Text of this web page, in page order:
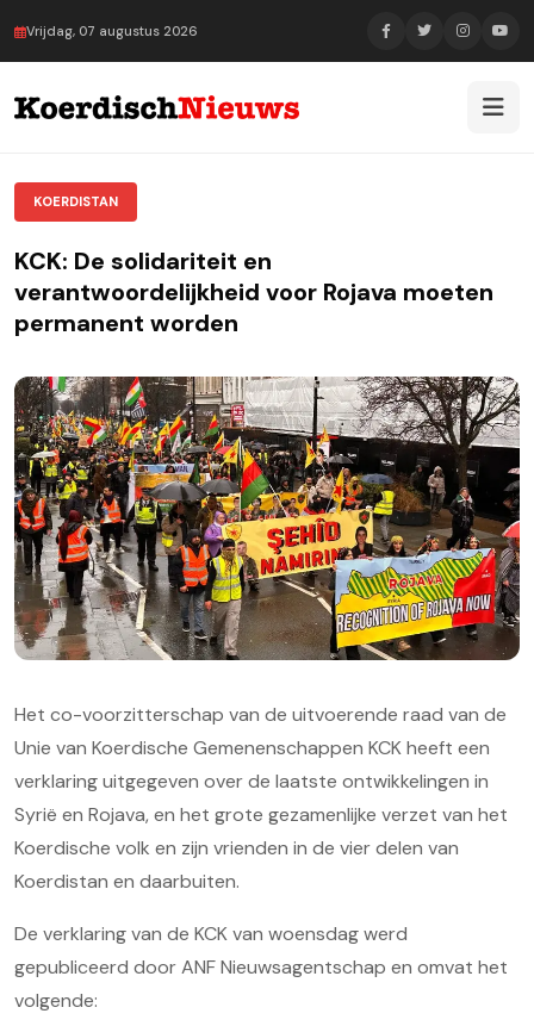
Vrijdag, 07 augustus 2026
KOERDISTAN
KCK: De solidariteit en
verantwoordelijkheid voor Rojava moeten
permanent worden
Het co-voorzitterschap van de uitvoerende raad van de
Unie van Koerdische Gemenenschappen KCK heeft een
verklaring uitgegeven over de laatste ontwikkelingen in
Syrië en Rojava, en het grote gezamenlijke verzet van het
Koerdische volk en zijn vrienden in de vier delen van
Koerdistan en daarbuiten.
De verklaring van de KCK van woensdag werd
gepubliceerd door ANF Nieuwsagentschap en omvat het
volgende: